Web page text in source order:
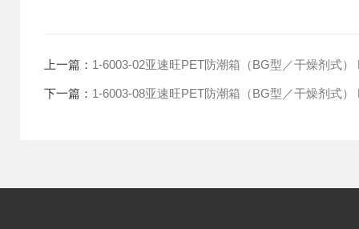
上一篇： 1-6003-02亚速旺PET防潮箱（BG型／干燥剂式
下一篇： 1-6003-08亚速旺PET防潮箱（BG型／干燥剂式